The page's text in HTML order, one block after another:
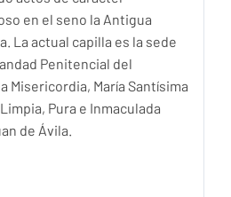
en el seno la Antigua
La actual capilla es la sede
Penitencial del
Misericordia, María Santísima
Pura e Inmaculada
de Ávila.